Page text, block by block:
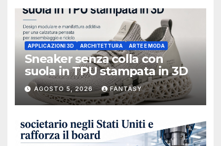
APPLICAZIONI 3D ARCHITETTURA ARTE E MODA
Sneaker senza colla con
suola in TPU stampata in 3D
AGOSTO 5, 2026 FANTASY